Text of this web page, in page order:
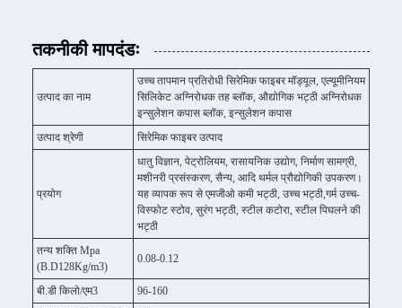
तकनीकी मापदंडः
उत्पाद का नाम
उच्च तापमान प्रतिरोधी सिरेमिक फाइबर मॉड्यूल, एल्यूमीनियम
सिलिकेट अग्निरोधक तह ब्लॉक, औद्योगिक भट्ठी अग्निरोधक
इन्सुलेशन कपास ब्लॉक, इन्सुलेशन कपास
उत्पाद श्रेणी
सिरेमिक फाइबर उत्पाद
प्रयोग
धातु विज्ञान, पेट्रोलियम, रासायनिक उद्योग, निर्माण सामग्री,
मशीनरी प्रसंस्करण, सैन्य, आदि थर्मल प्रौद्योगिकी उपकरण।
यह व्यापक रूप से एमजीओ कमी भट्ठी, उच्च भट्ठी,गर्म उच्च-
विस्फोट स्टोव, सुरंग भट्ठी, स्टील कटोरा, स्टील पिघलने की
भट्ठी
तन्य शक्ति Mpa
(B.D128Kg/m3)
0.08-0.12
बी.डी किलो/एम3
96-160